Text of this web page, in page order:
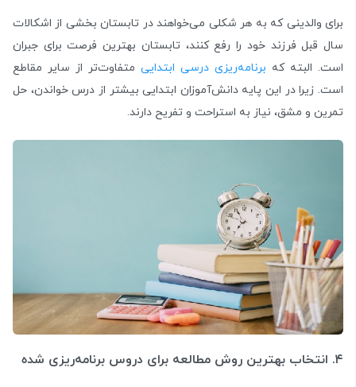
برای والدینی که به هر شکلی می‌خواهند در تابستان بخشی از اشکالات
سال قبل فرزند خود را رفع کنند، تابستان بهترین فرصت برای جبران
است. البته که برنامه‌ریزی درسی ابتدایی متفاوت‌تر از سایر مقاطع
است. زیرا در این پایه دانش‌آموزان ابتدایی بیشتر از درس خواندن، حل
تمرین و مشق، نیاز به استراحت و تفریح دارند.
۴. انتخاب بهترین روش مطالعه برای دروس برنامه‌ریزی شده